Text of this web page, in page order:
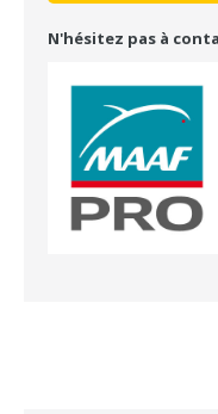
N'hésitez pas à